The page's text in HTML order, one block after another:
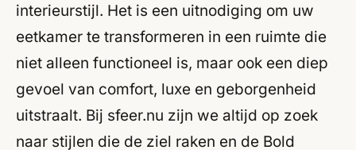
interieurstijl. Het is een uitnodiging om uw
eetkamer te transformeren in een ruimte die
niet alleen functioneel is, maar ook een diep
gevoel van comfort, luxe en geborgenheid
uitstraalt. Bij sfeer.nu zijn we altijd op zoek
naar stijlen die de ziel raken en de Bold